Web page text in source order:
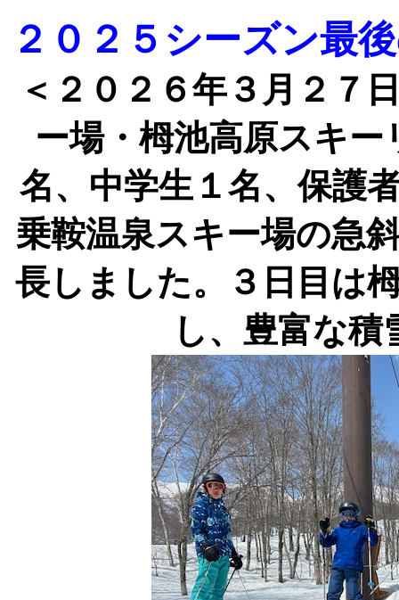
２０２５シーズン最
＜２０２６年３月２７
ー場・栂池高原スキ
名、中学生１名、保護
乗鞍温泉スキー場の急
長しました。３日目は
し、豊富な